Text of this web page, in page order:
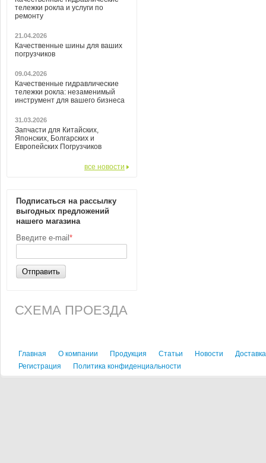
тележки рокла и услуги по
ремонту
21.04.2026
Качественные шины для ваших
погрузчиков
09.04.2026
Качественные гидравлические
тележки рокла: незаменимый
инструмент для вашего бизнеса
31.03.2026
Запчасти для Китайских,
Японских, Болгарских и
Европейских Погрузчиков
все новости
Подписаться на рассылку
выгодных предложений
нашего магазина
Введите e-mail *
Отправить
СХЕМА ПРОЕЗДА
Главная О компании Продукция Статьи Новости
Доставка
Регистрация
Политика конфиденциальности